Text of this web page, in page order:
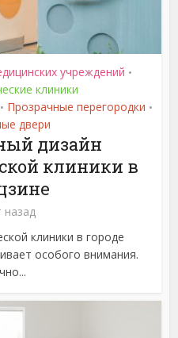
учреждений •
клиники
• Прозрачные перегородки •
двери
дизайн
клиники в
назад
клиники в городе
особого внимания.